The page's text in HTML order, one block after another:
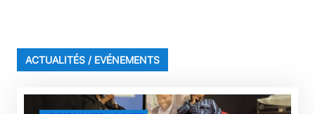
ACTUALITÉS / EVÉNEMENTS